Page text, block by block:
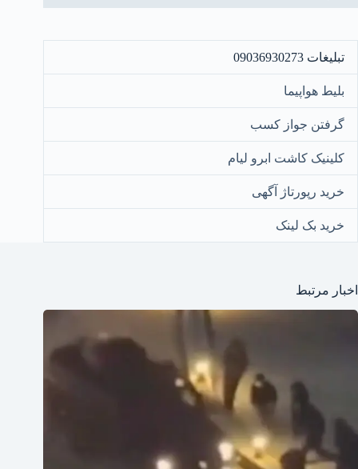
تبلیغات 09036930273
بلیط هواپیما
گرفتن جواز کسب
کلینیک کاشت ابرو لیام
خرید رپورتاژ آگهی
خرید بک لینک
اخبار مرتبط